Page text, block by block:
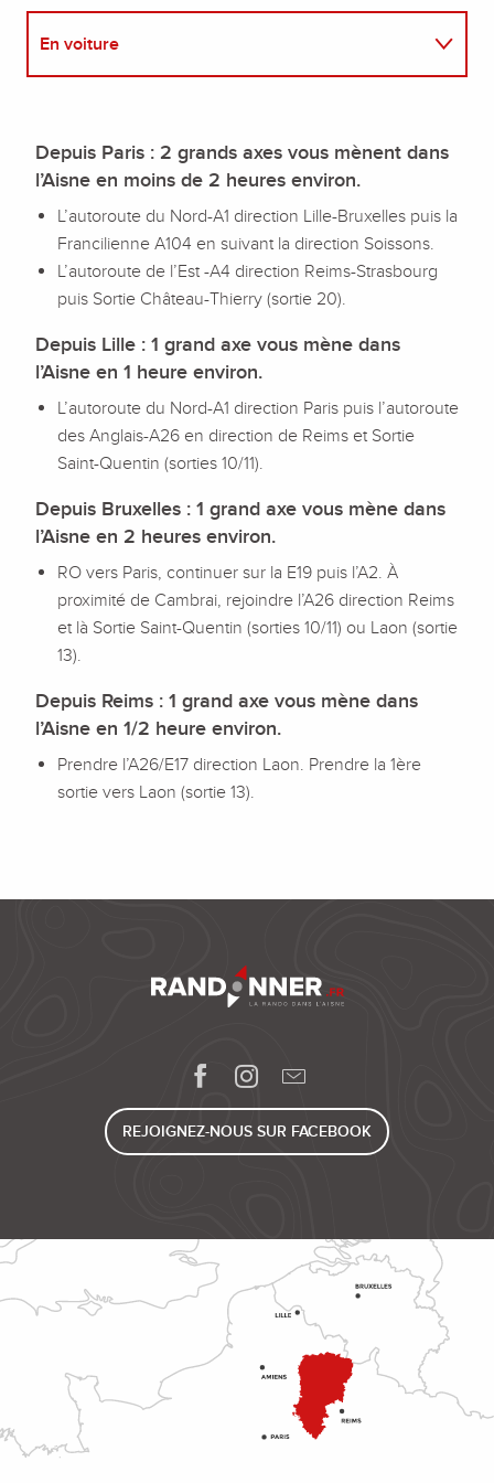
En voiture
En avion
Depuis Paris : 2 grands axes vous mènent dans
l’Aisne en moins de 2 heures environ.
L’autoroute du Nord-A1 direction Lille-Bruxelles puis la
Francilienne A104 en suivant la direction Soissons.
L’autoroute de l’Est -A4 direction Reims-Strasbourg
puis Sortie Château-Thierry (sortie 20).
Depuis Lille : 1 grand axe vous mène dans
l’Aisne en 1 heure environ.
L’autoroute du Nord-A1 direction Paris puis l’autoroute
des Anglais-A26 en direction de Reims et Sortie
Saint-Quentin (sorties 10/11).
Depuis Bruxelles : 1 grand axe vous mène dans
l’Aisne en 2 heures environ.
RO vers Paris, continuer sur la E19 puis l’A2. À
proximité de Cambrai, rejoindre l’A26 direction Reims
et là Sortie Saint-Quentin (sorties 10/11) ou Laon (sortie
13).
Depuis Reims : 1 grand axe vous mène dans
l’Aisne en 1/2 heure environ.
Prendre l’A26/E17 direction Laon. Prendre la 1ère
sortie vers Laon (sortie 13).
REJOIGNEZ-NOUS SUR FACEBOOK